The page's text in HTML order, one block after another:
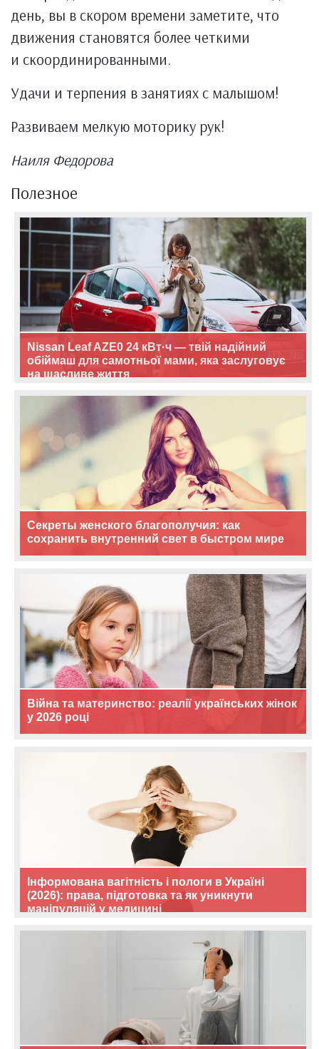
день, вы в скором времени заметите, что
движения становятся более четкими
и скоординированными.
Удачи и терпения в занятиях с малышом!
Развиваем мелкую моторику рук!
Наиля Федорова
Полезное
Nissan Leaf AZE0 24 кВт·ч — твій надійний
обіймаш для самотньої мами, яка заслуговує
на щасливе життя
Секреты женского благополучия: как
сохранить внутренний свет в быстром мире
Війна та материнство: реалії українських жінок
у 2026 році
Інформована вагітність і пологи в Україні
(2026): права, підготовка та як уникнути
маніпуляцій у медицині